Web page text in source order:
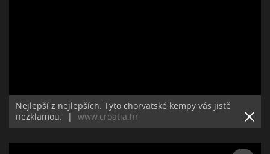
Nejlepší z nejlepších. Tyto chorvatské kempy vás jistě
nezklamou.
| www.croatia.hr